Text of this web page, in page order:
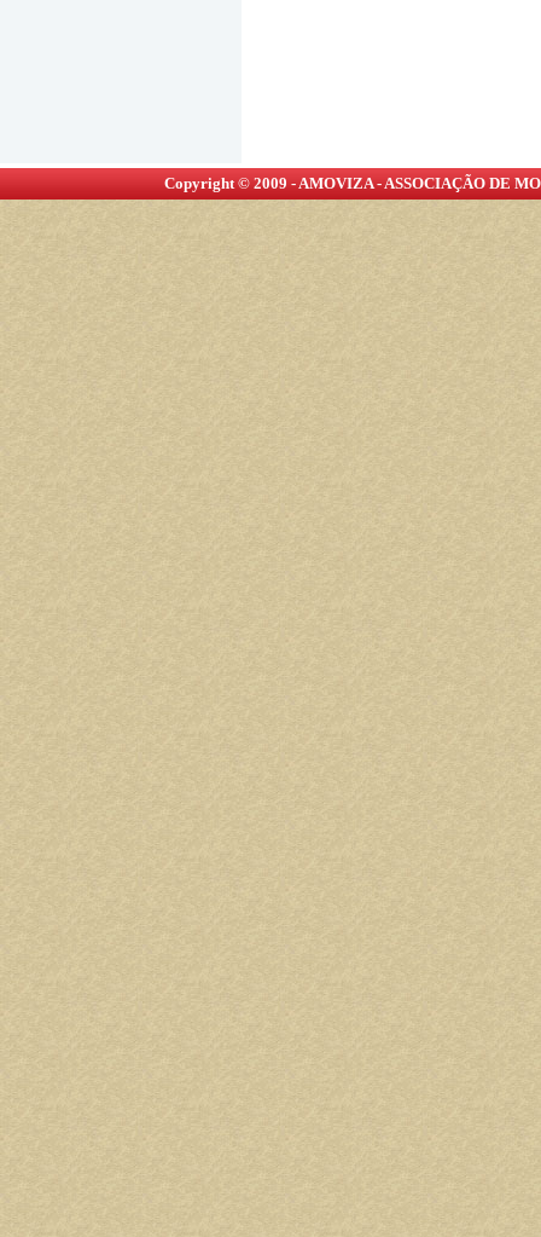
Copyright © 2009 - AMOVIZA - ASSOCIAÇÃO DE